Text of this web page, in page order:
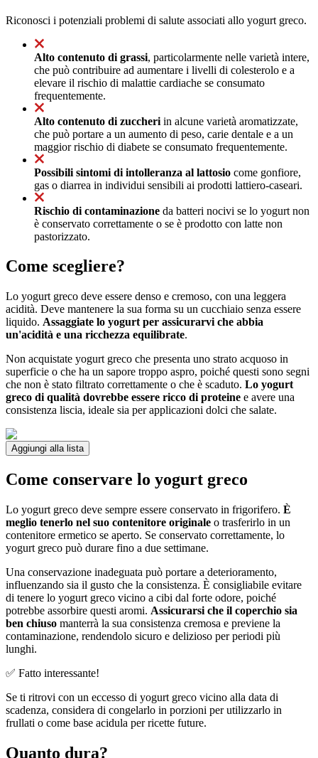
Riconosci i potenziali problemi di salute associati allo yogurt greco.
Alto contenuto di grassi, particolarmente nelle varietà intere,
che può contribuire ad aumentare i livelli di colesterolo e a
elevare il rischio di malattie cardiache se consumato
frequentemente.
Alto contenuto di zuccheri in alcune varietà aromatizzate,
che può portare a un aumento di peso, carie dentale e a un
maggior rischio di diabete se consumato frequentemente.
Possibili sintomi di intolleranza al lattosio come gonfiore,
gas o diarrea in individui sensibili ai prodotti lattiero-caseari.
Rischio di contaminazione da batteri nocivi se lo yogurt non
è conservato correttamente o se è prodotto con latte non
pastorizzato.
Come scegliere?
Lo yogurt greco deve essere denso e cremoso, con una leggera
acidità. Deve mantenere la sua forma su un cucchiaio senza essere
liquido. Assaggiate lo yogurt per assicurarvi che abbia
un'acidità e una ricchezza equilibrate.
Non acquistate yogurt greco che presenta uno strato acquoso in
superficie o che ha un sapore troppo aspro, poiché questi sono segni
che non è stato filtrato correttamente o che è scaduto. Lo yogurt
greco di qualità dovrebbe essere ricco di proteine e avere una
consistenza liscia, ideale sia per applicazioni dolci che salate.
Aggiungi alla lista
Come conservare lo yogurt greco
Lo yogurt greco deve sempre essere conservato in frigorifero. È
meglio tenerlo nel suo contenitore originale o trasferirlo in un
contenitore ermetico se aperto. Se conservato correttamente, lo
yogurt greco può durare fino a due settimane.
Una conservazione inadeguata può portare a deterioramento,
influenzando sia il gusto che la consistenza. È consigliabile evitare
di tenere lo yogurt greco vicino a cibi dal forte odore, poiché
potrebbe assorbire questi aromi. Assicurarsi che il coperchio sia
ben chiuso manterrà la sua consistenza cremosa e previene la
contaminazione, rendendolo sicuro e delizioso per periodi più
lunghi.
✅ Fatto interessante!
Se ti ritrovi con un eccesso di yogurt greco vicino alla data di
scadenza, considera di congelarlo in porzioni per utilizzarlo in
frullati o come base acidula per ricette future.
Quanto dura?